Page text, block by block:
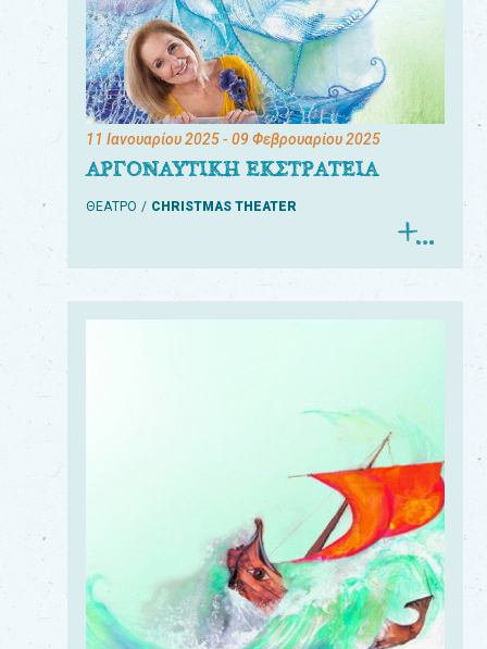
11 Ιανουαρίου 2025- 09 Φεβρουαρίου 2025
ΑΡΓΟΝΑΥΤΙΚΗ ΕΚΣΤΡΑΤΕΙΑ
ΘΕΑΤΡΟ CHRISTMAS THEATER